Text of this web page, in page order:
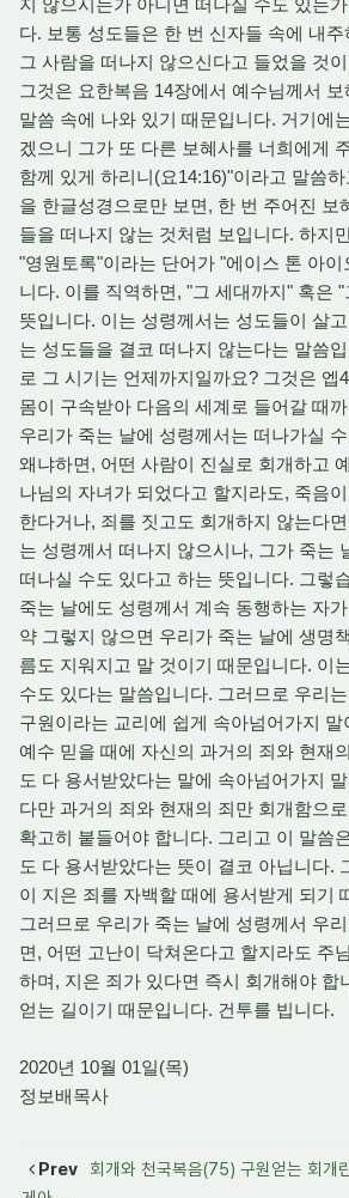
지 않으시는가 아니면 떠나실 수도 있는
다. 보통 성도들은 한 번 신자들 속에 내
그 사람을 떠나지 않으신다고 들었을 것
그것은 요한복음 14장에서 예수님께서
말씀 속에 나와 있기 때문입니다. 거기에
겠으니 그가 또 다른 보혜사를 너희에게
함께 있게 하리니(요14:16)"이라고 말씀
을 한글성경으로만 보면, 한 번 주어진 보
들을 떠나지 않는 것처럼 보입니다. 하지
"영원토록"이라는 단어가 "에이스 톤 아
니다. 이를 직역하면, "그 세대까지" 혹은
뜻입니다. 이는 성령께서는 성도들이 살
는 성도들을 결코 떠나지 않는다는 말씀
로 그 시기는 언제까지일까요? 그것은 엡
몸이 구속받아 다음의 세계로 들어갈 때
우리가 죽는 날에 성령께서는 떠나가실
왜냐하면, 어떤 사람이 진실로 회개하고
나님의 자녀가 되었다고 할지라도, 죽음
한다거나, 죄를 짓고도 회개하지 않는다
는 성령께서 떠나지 않으시나, 그가 죽는
떠나실 수도 있다고 하는 뜻입니다. 그렇
죽는 날에도 성령께서 계속 동행하는 자
약 그렇지 않으면 우리가 죽는 날에 생명
름도 지워지고 말 것이기 때문입니다. 이
수도 있다는 말씀입니다. 그러므로 우리
구원이라는 교리에 쉽게 속아넘어가지 말
예수 믿을 때에 자신의 과거의 죄와 현재
도 다 용서받았다는 말에 속아넘어가지
다만 과거의 죄와 현재의 죄만 회개함으
확고히 붙들어야 합니다. 그리고 이 말씀
도 다 용서받았다는 뜻이 결코 아닙니다.
이 지은 죄를 자백할 때에 용서받게 되기
그러므로 우리가 죽는 날에 성령께서 우
면, 어떤 고난이 닥쳐온다고 할지라도 주
하며, 지은 죄가 있다면 즉시 회개해야 합
얻는 길이기 때문입니다. 건투를 빕니다.
2020년 10월 01일(목)
정보배목사
Prev
회개와 천국복음(75) 구원얻는 회개